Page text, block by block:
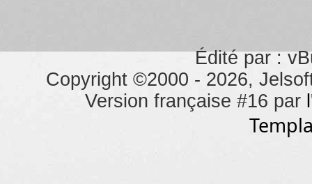
Édité par :
Copyright ©2000 - 2026,
Version française #16 par